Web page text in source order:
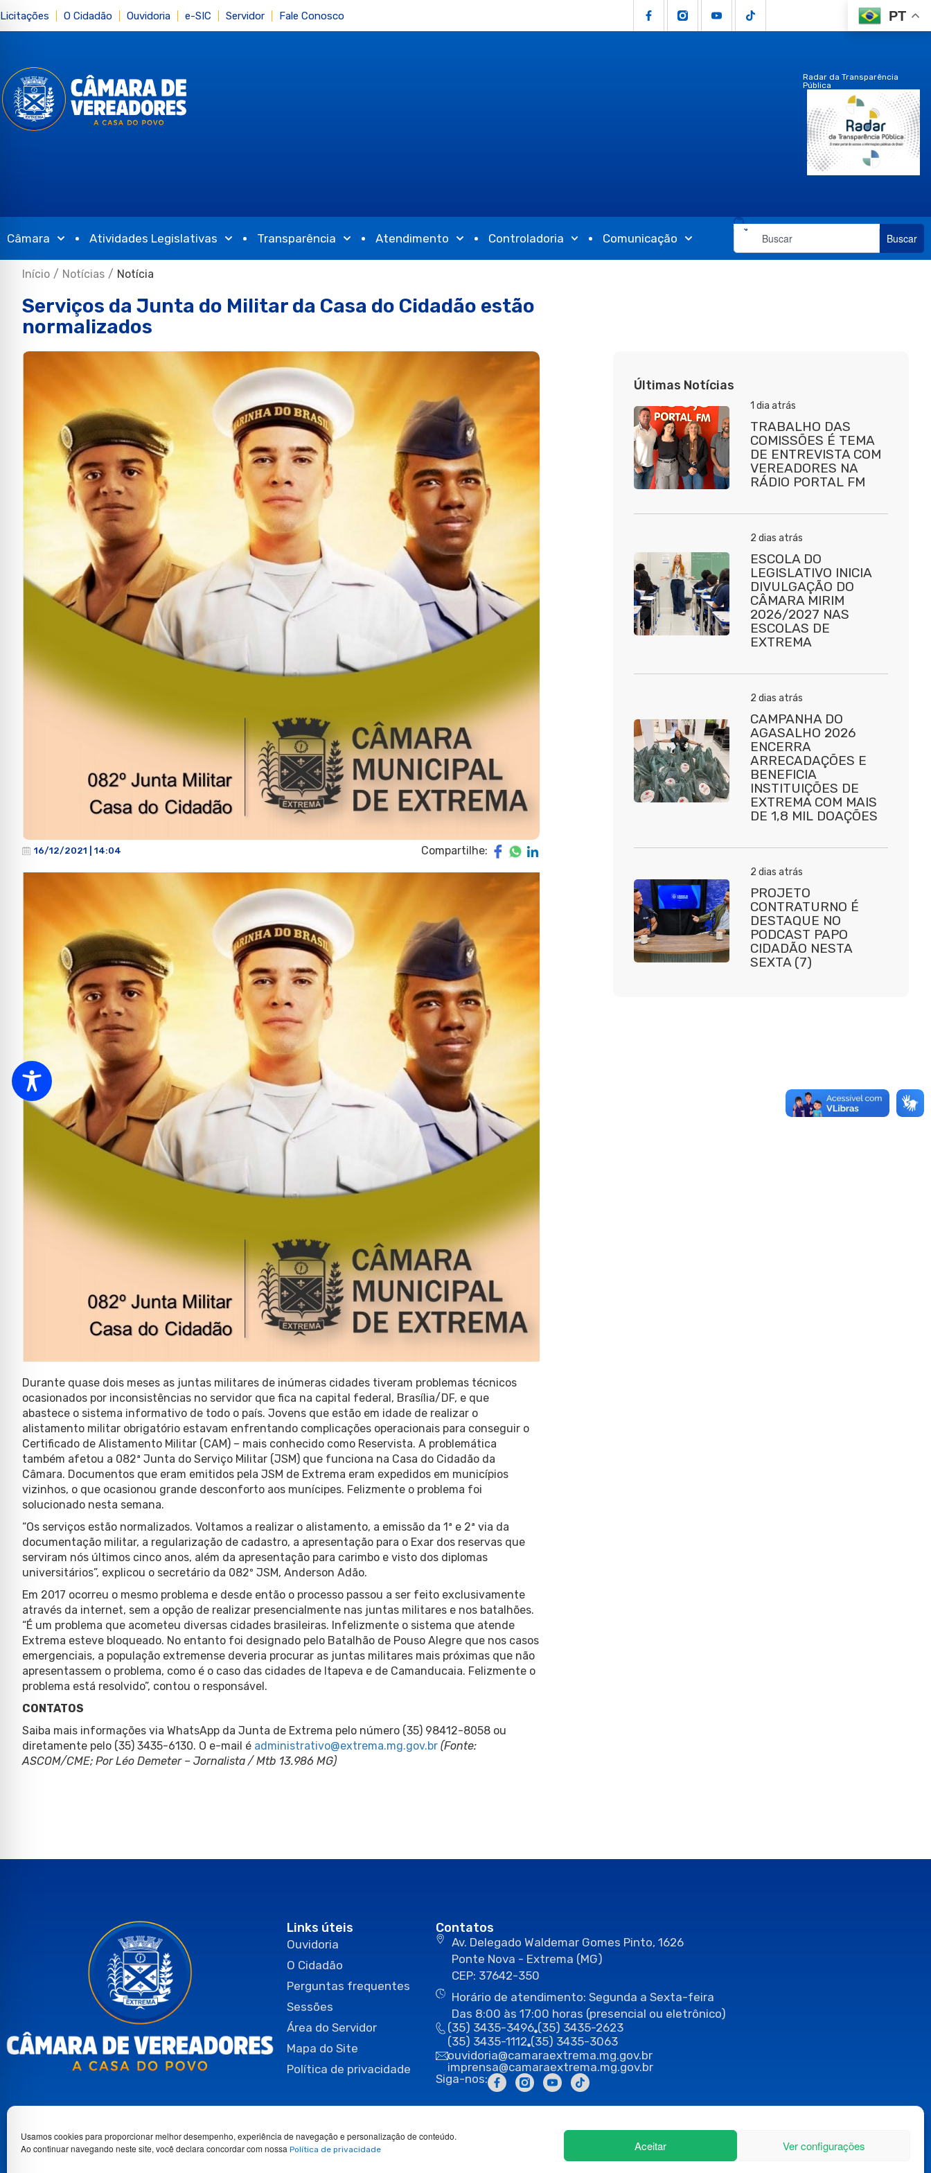
Usamos cookies para proporcionar melhor desempenho, experiência de navegação e personalização de conteúdo.
Ao continuar navegando neste site, você declara concordar com nossa Política de privacidade Aceitar Ver configurações
Licitações O Cidadão Ouvidoria e-SIC Servidor Fale Conosco PT
Radar da Transparência
Pública
Câmara Atividades Legislativas Transparência Atendimento Controladoria Comunicação Buscar
Início / Notícias / Notícia
Serviços da Junta do Militar da Casa do Cidadão estão
normalizados
16/12/2021 | 14:04 Compartilhe:
Durante quase dois meses as juntas militares de inúmeras cidades tiveram problemas técnicos
ocasionados por inconsistências no servidor que fica na capital federal, Brasília/DF, e que
abastece o sistema informativo de todo o país. Jovens que estão em idade de realizar o
alistamento militar obrigatório estavam enfrentando complicações operacionais para conseguir o
Certificado de Alistamento Militar (CAM) – mais conhecido como Reservista. A problemática
também afetou a 082ª Junta do Serviço Militar (JSM) que funciona na Casa do Cidadão da
Câmara. Documentos que eram emitidos pela JSM de Extrema eram expedidos em municípios
vizinhos, o que ocasionou grande desconforto aos munícipes. Felizmente o problema foi
solucionado nesta semana.
“Os serviços estão normalizados. Voltamos a realizar o alistamento, a emissão da 1ª e 2ª via da
documentação militar, a regularização de cadastro, a apresentação para o Exar dos reservas que
serviram nós últimos cinco anos, além da apresentação para carimbo e visto dos diplomas
universitários”, explicou o secretário da 082º JSM, Anderson Adão.
Em 2017 ocorreu o mesmo problema e desde então o processo passou a ser feito exclusivamente
através da internet, sem a opção de realizar presencialmente nas juntas militares e nos batalhões.
“É um problema que acometeu diversas cidades brasileiras. Infelizmente o sistema que atende
Extrema esteve bloqueado. No entanto foi designado pelo Batalhão de Pouso Alegre que nos casos
emergenciais, a população extremense deveria procurar as juntas militares mais próximas que não
apresentassem o problema, como é o caso das cidades de Itapeva e de Camanducaia. Felizmente o
problema está resolvido”, contou o responsável.
CONTATOS
Saiba mais informações via WhatsApp da Junta de Extrema pelo número (35) 98412-8058 ou
diretamente pelo (35) 3435-6130. O e-mail é administrativo@extrema.mg.gov.br (Fonte:
ASCOM/CME; Por Léo Demeter – Jornalista / Mtb 13.986 MG)
Últimas Notícias
1 dia atrás
TRABALHO DAS
COMISSÕES É TEMA
DE ENTREVISTA COM
VEREADORES NA
RÁDIO PORTAL FM
2 dias atrás
ESCOLA DO
LEGISLATIVO INICIA
DIVULGAÇÃO DO
CÂMARA MIRIM
2026/2027 NAS
ESCOLAS DE
EXTREMA
2 dias atrás
CAMPANHA DO
AGASALHO 2026
ENCERRA
ARRECADAÇÕES E
BENEFICIA
INSTITUIÇÕES DE
EXTREMA COM MAIS
DE 1,8 MIL DOAÇÕES
2 dias atrás
PROJETO
CONTRATURNO É
DESTAQUE NO
PODCAST PAPO
CIDADÃO NESTA
SEXTA (7)
Links úteis
Ouvidoria
O Cidadão
Perguntas frequentes
Sessões
Área do Servidor
Mapa do Site
Política de privacidade
Contatos
Av. Delegado Waldemar Gomes Pinto, 1626
Ponte Nova - Extrema (MG)
CEP: 37642-350
Horário de atendimento: Segunda a Sexta-feira
Das 8:00 às 17:00 horas (presencial ou eletrônico)
(35) 3435-3496 (35) 3435-2623
(35) 3435-1112 (35) 3435-3063
ouvidoria@camaraextrema.mg.gov.br
imprensa@camaraextrema.mg.gov.br
Siga-nos: